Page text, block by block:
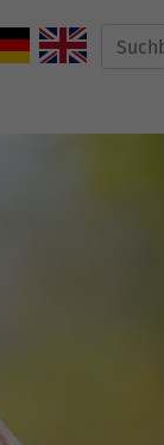
Suche